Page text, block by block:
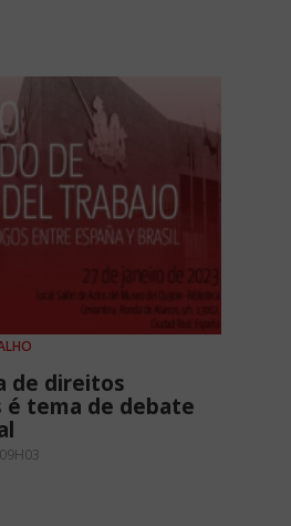
de direitos
tema de debate